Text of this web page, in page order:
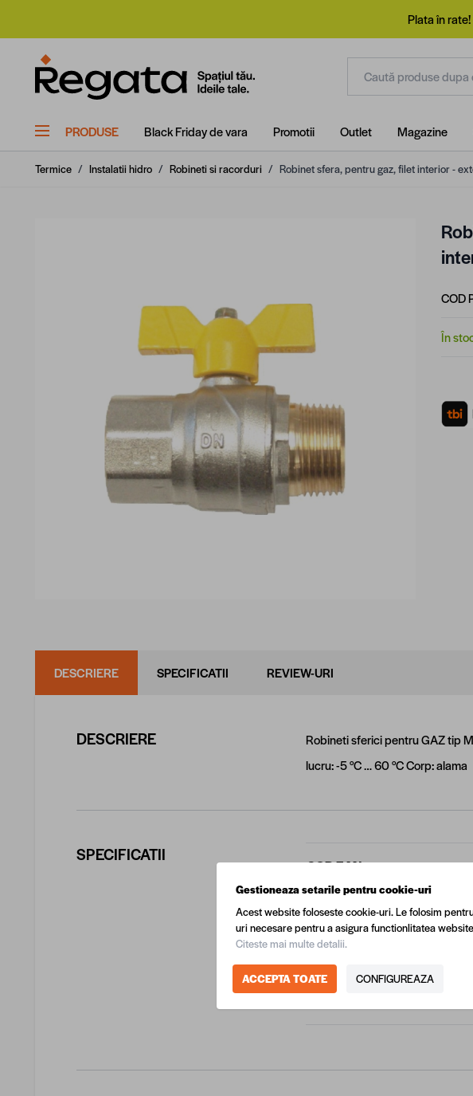
Plata în
PRODUSE Black Friday de vara Promotii Outlet Magazine
Termice / Instalatii hidro / Robineti si racorduri / Robinet sfera, pentru gaz, filet interior -
COD
În
DESCRIERE SPECIFICATII REVIEW-URI
DESCRIERE
Robineti sferici pentru GAZ tip
lucru: -5 °C … 60 °C Corp: alama
SPECIFICATII
COD EAN
Producator
Gestioneaza setarile pentru cookie-uri
Acest website foloseste cookie-uri. Le folosim
uri necesare pentru a asigura functionlitatea
Citeste mai multe detalii.
ACCEPTA TOATE CONFIGUREAZA